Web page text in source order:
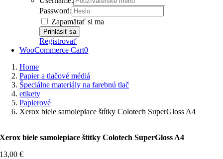
Password:
Zapamätať si ma
Registrovať
WooCommerce Cart0
Home
Papier a tlačové médiá
Špeciálne materiály na farebnú tlač
etikety
Papierové
Xerox biele samolepiace štítky Colotech SuperGloss A4
Xerox biele samolepiace štítky Colotech SuperGloss A4
13,00€